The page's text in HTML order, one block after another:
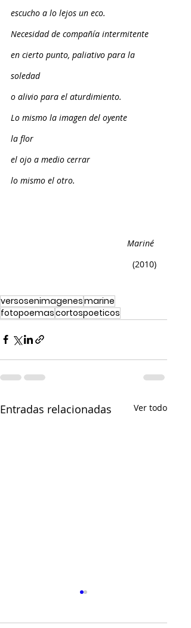
escucho a lo lejos un eco.
Necesidad de compañía intermitente
en cierto punto, paliativo para la
soledad
o alivio para el aturdimiento.
Lo mismo la imagen del oyente
la flor
el ojo a medio cerrar
lo mismo el otro.
Mariné
(2010)
versosenimagenesmarine
fotopoemascortospoeticos
Entradas relacionadas Ver todo